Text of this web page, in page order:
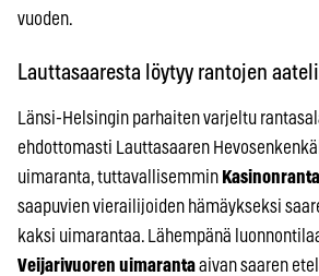
vuoden.
Lauttasaaresta löytyy rantojen
Länsi-Helsingin parhaiten varjeltu
ehdottomasti Lauttasaaren
uimaranta, tuttavallisemmin Kasinonranta
saapuvien vierailijoiden hämäykseksi
kaksi uimarantaa. Lähempänä
Veijarivuoren uimarantaaivan saaren